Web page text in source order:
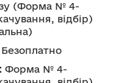
(Форма № 4-
відбір)
Безоплатно
Форма № 4-